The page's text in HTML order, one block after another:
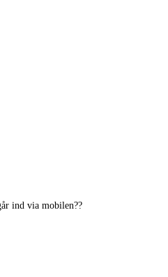
ind via mobilen??